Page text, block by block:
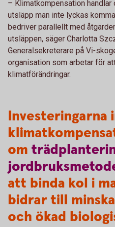
– Klimatkompensation
utsläpp man inte lyckas
bedriver parallellt med
utsläppen, säger Charlotta
Generalsekreterare på Vi-
organisation som arbetar för
klimatförändringar.
Investeringarna
om
att binda kol i
bidrar till
och ökad